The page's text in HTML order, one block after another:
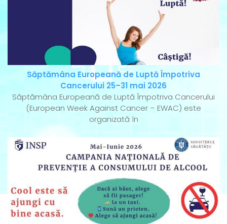
Săptămâna Europeană de Luptă Împotriva
Cancerului 25–31 mai 2026
Săptămâna Europeană de Luptă Împotriva Cancerului
(European Week Against Cancer – EWAC) este
organizată în